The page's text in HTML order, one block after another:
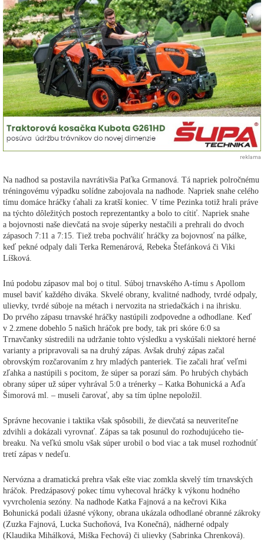
reklama
Na nadhod sa postavila navrátivšia Paťka Grmanová. Tá napriek polročnému
tréningovému výpadku solídne zabojovala na nadhode. Napriek snahe celého
tímu domáce hráčky ťahali za kratší koniec. V tíme Pezinka totiž hrali práve
na týchto dôležitých postoch reprezentantky a bolo to cítiť. Napriek snahe
a bojovnosti naše dievčatá na svoje súperky nestačili a prehrali do dvoch
zápasoch 7:11 a 7:15. Tiež treba pochváliť hráčky za bojovnosť na pálke,
keď pekné odpaly dali Terka Remenárová, Rebeka Štefánková či Viki
Líšková.
Inú podobu zápasov mal boj o titul. Súboj trnavského A-tímu s Apollom
musel baviť každého diváka. Skvelé obrany, kvalitné nadhody, tvrdé odpaly,
ulievky, tvrdé súboje na métach i nervozita na striedačkách i na ihrisku.
Do prvého zápasu trnavské hráčky nastúpili zodpovedne a odhodlane. Keď
v 2.zmene dobehlo 5 našich hráčok pre body, tak pri skóre 6:0 sa
Trnavčanky sústredili na udržanie tohto výsledku a vyskúšali niektoré herné
varianty a pripravovali sa na druhý zápas. Avšak druhý zápas začal
obrovským rozčarovaním z hry mladých panteriek. Tie začali hrať veľmi
zľahka a nastúpili s pocitom, že súper sa porazí sám. Po hrubých chybách
obrany súper už súper vyhrával 5:0 a trénerky – Katka Bohunická a Aďa
Šimorová ml. – museli čarovať, aby sa tím úplne nepoložil.
Správne hecovanie i taktika však spôsobili, že dievčatá sa neuveriteľne
zdvihli a dokázali vyrovnať. Zápas sa tak posunul do rozhodujúceho tie-
breaku. Na veľkú smolu však súper urobil o bod viac a tak musel rozhodnúť
tretí zápas v nedeľu.
Nervózna a dramatická prehra však ešte viac zomkla skvelý tím trnavských
hráčok. Predzápasový pokec tímu vyhecoval hráčky k výkonu hodného
vyvrcholenia sezóny. Na nadhode Katka Fajnová a na kečrovi Kika
Bohunická podali úžasné výkony, obrana ukázala odhodlané obranné zákroky
(Zuzka Fajnová, Lucka Suchoňová, Iva Konečná), nádherné odpaly
(Klaudika Mihálková, Miška Fechová) či ulievky (Sabrinka Chrenková).